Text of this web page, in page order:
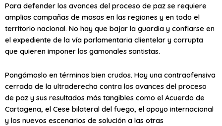
Para defender los avances del proceso de paz se requiere
amplias campañas de masas en las regiones y en todo el
territorio nacional. No hay que bajar la guardia y confiarse en
el expediente de la vía parlamentaria clientelar y corrupta
que quieren imponer los gamonales santistas.
Pongámoslo en términos bien crudos. Hay una contraofensiva
cerrada de la ultraderecha contra los avances del proceso
de paz y sus resultados más tangibles como el Acuerdo de
Cartagena, el Cese bilateral del fuego, el apoyo internacional
y los nuevos escenarios de solución a las otras